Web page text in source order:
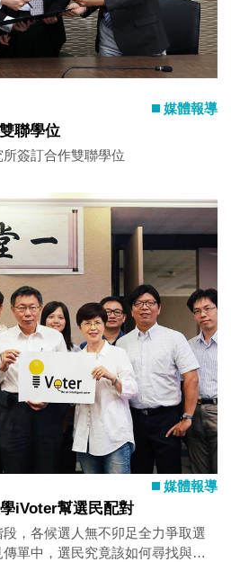
媒體報導
聯學位
簽訂合作雙聯學位
媒體報導
iVoter幫選民配對
，各候選人無不卯足全力爭取選
單中，選民究竟該如何尋找與自